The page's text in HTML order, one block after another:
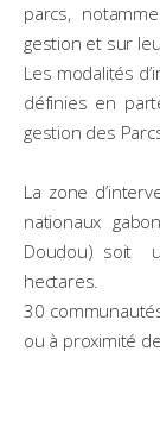
parcs,
gestion et sur
Les modalités
définies en
gestion des
La zone
nationaux
Doudou) soit
hectares.
30
ou à proximité